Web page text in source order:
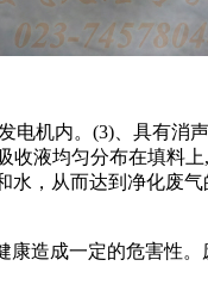
机内。(3)、具有消
液均匀分布在填料
，从而达到净化废
造成一定的危害性